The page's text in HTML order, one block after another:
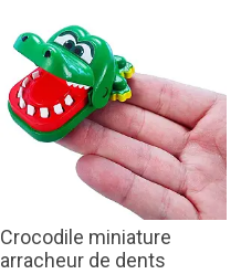
Crocodile miniature
arracheur de dents